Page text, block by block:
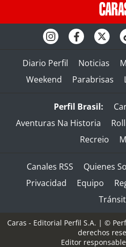
Diario Perfil Noticias
Weekend
Parabrisas
Perfil Brasil:
Aventuras Na Historia
Recreio
Canales RSS Quienes
Privacidad
Equipo
Caras - Editorial Perfil S.A. | ©
derechos
Editor